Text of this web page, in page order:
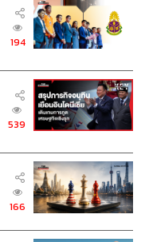
194
539
166